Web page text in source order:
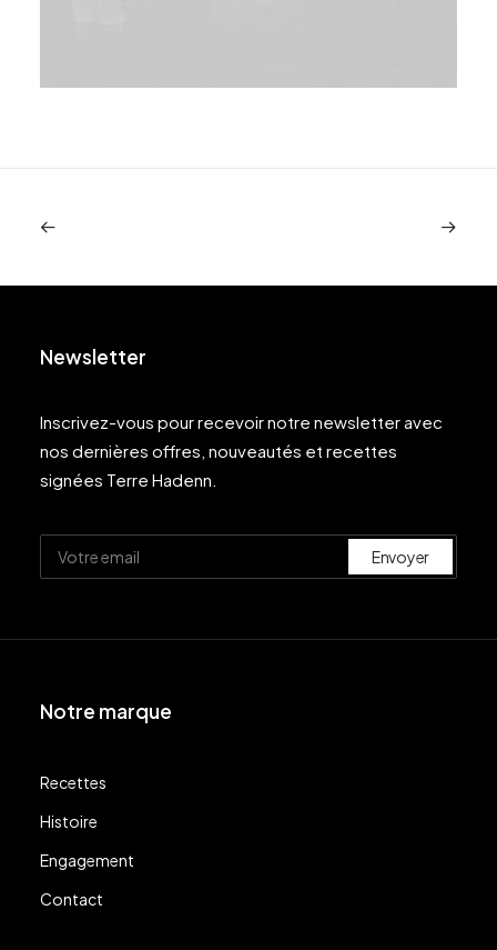
Newsletter
Inscrivez-vous pour recevoir notre newsletter avec
nos dernières offres, nouveautés et recettes
signées Terre Hadenn.
Notre marque
Recettes
Histoire
Engagement
Contact